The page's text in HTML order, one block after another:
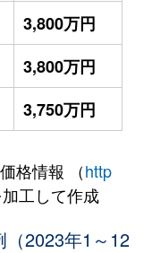
3,800万円
3,800万円
3,750万円
格情報 （http
工して作成
2023年1～12